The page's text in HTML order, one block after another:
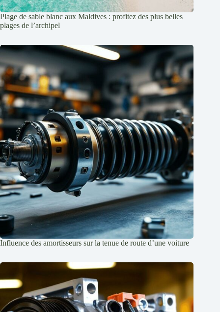
Plage de sable blanc aux Maldives : profitez des plus belles
plages de l’archipel
Influence des amortisseurs sur la tenue de route d’une voiture